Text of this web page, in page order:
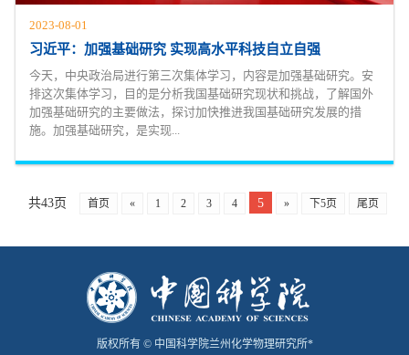
2023-08-01
习近平：加强基础研究 实现高水平科技自立自强
今天，中央政治局进行第三次集体学习，内容是加强基础研究。安
排这次集体学习，目的是分析我国基础研究现状和挑战，了解国外
加强基础研究的主要做法，探讨加快推进我国基础研究发展的措
施。加强基础研究，是实现...
共43页 首页 « 1 2 3 4 5 » 下5页 尾页
版权所有 © 中国科学院兰州化学物理研究所*